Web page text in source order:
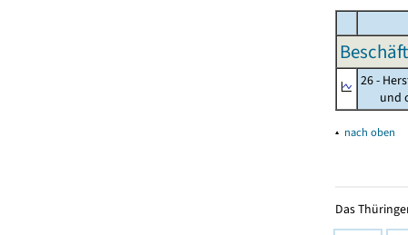
26 -
und
▴ nach oben
Das